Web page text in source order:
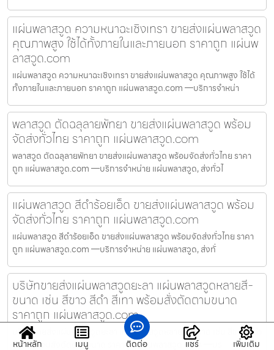
แผ่นพลาสวูด ความหนาฉะเชิงเทรา ขายส่งแผ่นพลาสวูด
คุณภาพสูง ใช้ได้ทั้งภายในและภายนอก ราคาถูก แผ่นพ
ลาสวูด.com
แผ่นพลาสวูด ความหนาฉะเชิงเทรา ขายส่งแผ่นพลาสวูด คุณภาพสูง ใช้ได้
ทั้งภายในและภายนอก ราคาถูก แผ่นพลาสวูด.com —บริการจำหน่า
พลาสวูด ตัดฉลุลายพัทยา ขายส่งแผ่นพลาสวูด พร้อม
จัดส่งทั่วไทย ราคาถูก แผ่นพลาสวูด.com
พลาสวูด ตัดฉลุลายพัทยา ขายส่งแผ่นพลาสวูด พร้อมจัดส่งทั่วไทย ราคา
ถูก แผ่นพลาสวูด.com —บริการจำหน่าย แผ่นพลาสวูด, ส่งทั่วไ
แผ่นพลาสวูด สีดำร้อยเอ็ด ขายส่งแผ่นพลาสวูด พร้อม
จัดส่งทั่วไทย ราคาถูก แผ่นพลาสวูด.com
แผ่นพลาสวูด สีดำร้อยเอ็ด ขายส่งแผ่นพลาสวูด พร้อมจัดส่งทั่วไทย ราคา
ถูก แผ่นพลาสวูด.com —บริการจำหน่าย แผ่นพลาสวูด, ส่งทั่
บริษัทขายส่งแผ่นพลาสวูดยะลา แผ่นพลาสวูดหลายสี-
ขนาด เช่น สีขาว สีดำ สีเทา พร้อมสั่งตัดตามขนาด
ราคาถูก แผ่นพลาสวูด.com
บริษัทขายส่งแผ่นพลาสวูดยะลา แผ่นพลาสวูดหลายสี-ขนาด เช่น สีขาว สีดำ
สีเทา พร้อมสั่งตัดตามขนาด ราคาถูก แผ่นพลาสวูด.com —บร
หน้าหลัก เมนู ติดต่อ แชร์ เพิ่มเติม